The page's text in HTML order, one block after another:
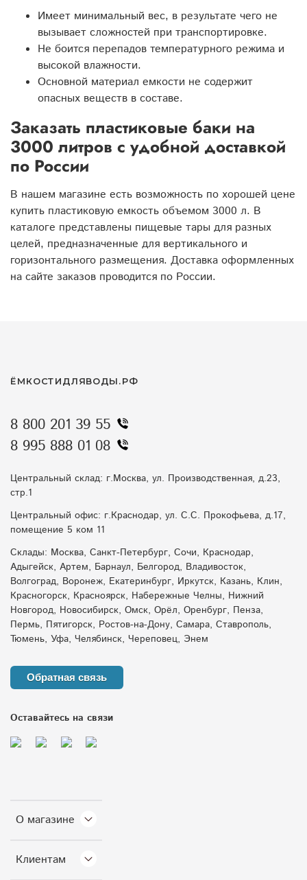
Имеет минимальный вес, в результате чего не
вызывает сложностей при транспортировке.
Не боится перепадов температурного режима и
высокой влажности.
Основной материал емкости не содержит
опасных веществ в составе.
Заказать пластиковые баки на
3000 литров с удобной доставкой
по России
В нашем магазине есть возможность по хорошей цене
купить пластиковую емкость объемом 3000 л. В
каталоге представлены пищевые тары для разных
целей, предназначенные для вертикального и
горизонтального размещения. Доставка оформленных
на сайте заказов проводится по России.
О магазине
Клиентам
ЁМКОСТИДЛЯВОДЫ.РФ
8 800 201 39 55
8 995 888 01 08
Центральный склад: г.Москва, ул. Производственная, д.23,
стр.1
Центральный офис: г.Краснодар, ул. С.С. Прокофьева, д.17,
помещение 5 ком 11
Склады: Москва, Санкт-Петербург, Сочи, Краснодар,
Адыгейск, Артем, Барнаул, Белгород, Владивосток,
Волгоград, Воронеж, Екатеринбург, Иркутск, Казань, Клин,
Красногорск, Красноярск, Набережные Челны, Нижний
Новгород, Новосибирск, Омск, Орёл, Оренбург, Пенза,
Пермь, Пятигорск, Ростов-на-Дону, Самара, Ставрополь,
Тюмень, Уфа, Челябинск, Череповец, Энем
Обратная связь
Оставайтесь на связи